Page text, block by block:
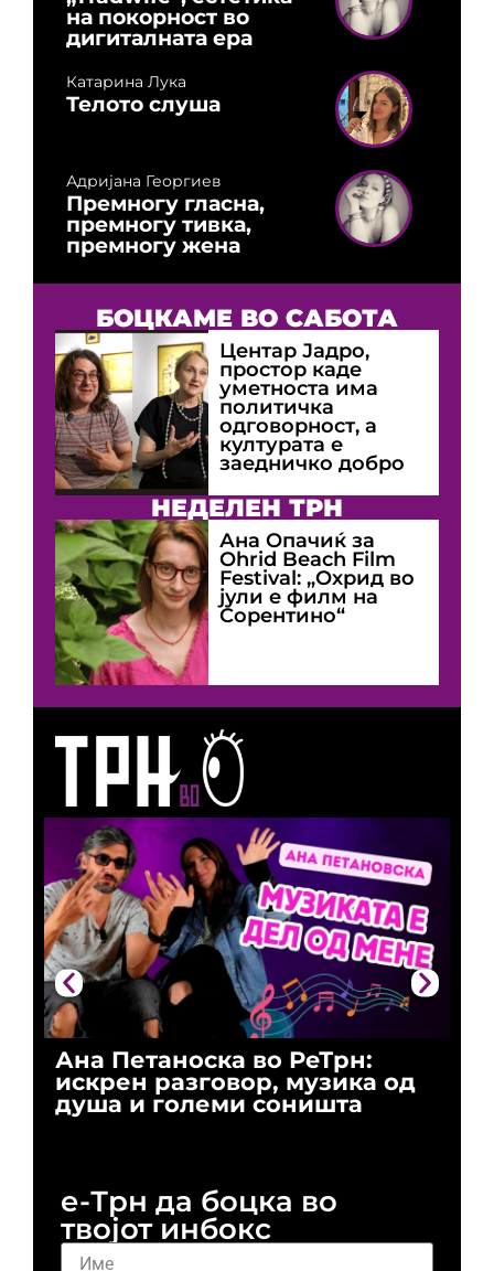
Ана Петаноска во РеТрн:
искрен разговор, музика од
душа и големи соништа
на покорност во
дигиталната ера
Катарина Лука
Телото слуша
Адријана Георгиев
Премногу гласна,
премногу тивка,
премногу жена
БОЦКАМЕ ВО САБОТА
Центар Јадро,
простор каде
уметноста има
политичка
одговорност, а
културата е
заедничко добро
НЕДЕЛЕН ТРН
Ана Опачиќ за
Оhrid Beach Film
Festival: „Охрид во
јули е филм на
Сорентино“
е-Трн да боцка во
твојот инбокс